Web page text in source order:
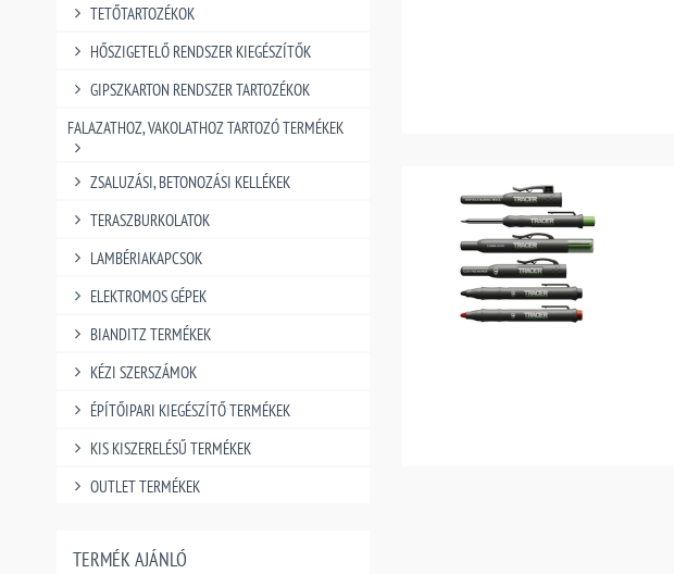
TETŐTARTOZÉKOK
HŐSZIGETELŐ RENDSZER KIEGÉSZÍTŐK
GIPSZKARTON RENDSZER TARTOZÉKOK
FALAZATHOZ, VAKOLATHOZ TARTOZÓ TERMÉKEK
ZSALUZÁSI, BETONOZÁSI KELLÉKEK
TERASZBURKOLATOK
LAMBÉRIAKAPCSOK
ELEKTROMOS GÉPEK
BIANDITZ TERMÉKEK
KÉZI SZERSZÁMOK
ÉPÍTŐIPARI KIEGÉSZÍTŐ TERMÉKEK
KIS KISZERELÉSŰ TERMÉKEK
OUTLET TERMÉKEK
TERMÉK AJÁNLÓ